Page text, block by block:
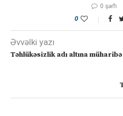
0 şərh
0
Əvvəlki yazı
Təhlükəsizlik adı altına